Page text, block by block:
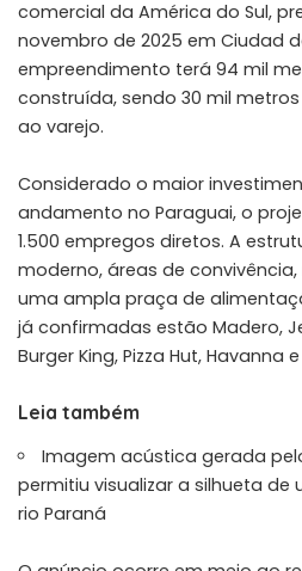
comercial da América do Sul,
novembro de 2025 em Ciudad
empreendimento terá 94 mil
construída, sendo 30 mil
ao varejo.
Considerado o maior
andamento no Paraguai, o
1.500 empregos diretos. A
moderno, áreas de
uma ampla praça de
já confirmadas estão Madero,
Burger King, Pizza Hut, Havanna
Leia também
Imagem acústica gerada
permitiu visualizar a silhueta
rio Paraná